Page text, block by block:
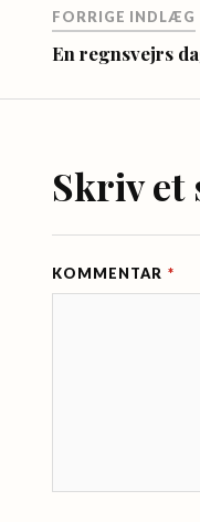
FORRIGE INDLÆG
En regnsvejrs
Skriv et
KOMMENTAR *